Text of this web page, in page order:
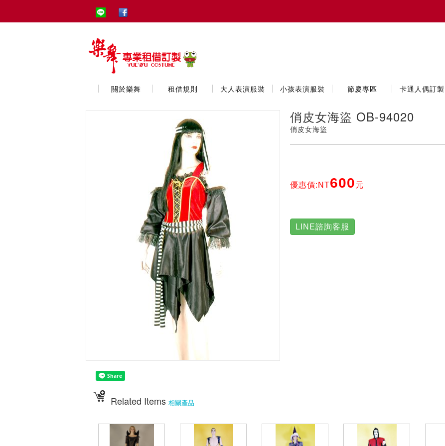
關於樂舞 租借規則 大人表演服裝 小孩表演服裝 節慶專區 卡通人偶訂製
俏皮女海盜 OB-94020
俏皮女海盜
優惠價:NT600元
LINE諮詢客服
Related Items 相關產品